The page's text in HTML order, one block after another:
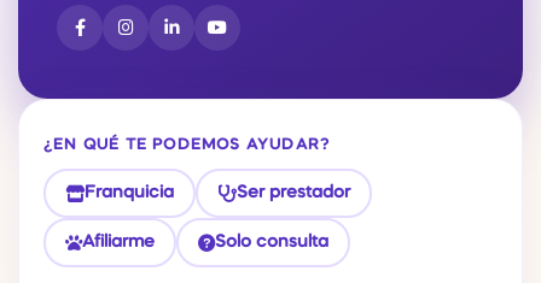
¿EN QUÉ TE PODEMOS AYUDAR?
Franquicia Ser prestador
Afiliarme Solo consulta